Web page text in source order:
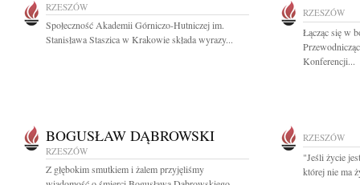
RZESZÓW
Społeczność Akademii Górniczo-Hutniczej im.
Stanisława Staszica w Krakowie składa wyrazy...
RZESZÓW
Łącząc się w
Konferencji...
BOGUSŁAW DĄBROWSKI
RZESZÓW
Z głębokim smutkiem i żalem przyjęliśmy
RZESZÓW
"Jeśli życie
której nie ma